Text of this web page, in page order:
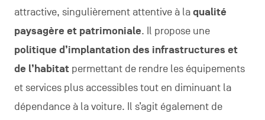
attractive, singulièrement attentive à laqualité
paysagère et patrimoniale. Il propose une
politique d’implantation des infrastructures et
de l’habitatpermettant de rendre les équipements
et services plus accessibles tout en diminuant la
dépendance à la voiture. Il s’agit également de